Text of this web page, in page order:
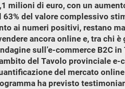
milioni di euro, con un
del valore complessivo
ai numeri positivi, restano
ancora online e, tra chi
sull’e-commerce B2C
del Tavolo provinciale
del mercato
ha previsto